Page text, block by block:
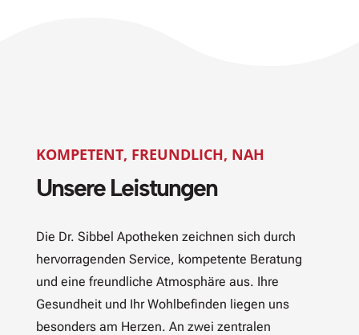
KOMPETENT, FREUNDLICH, NAH
Unsere Leistungen
Die Dr. Sibbel Apotheken zeichnen sich durch
hervorragenden Service, kompetente Beratung
und eine freundliche Atmosphäre aus. Ihre
Gesundheit und Ihr Wohlbefinden liegen uns
besonders am Herzen. An zwei zentralen